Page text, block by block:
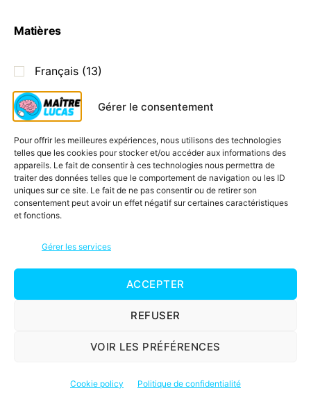
Gérer le consentement
Pour offrir les meilleures expériences, nous utilisons des technologies
telles que les cookies pour stocker et/ou accéder aux informations des
appareils. Le fait de consentir à ces technologies nous permettra de
traiter des données telles que le comportement de navigation ou les ID
uniques sur ce site. Le fait de ne pas consentir ou de retirer son
consentement peut avoir un effet négatif sur certaines caractéristiques
et fonctions.
Gérer les services
ACCEPTER
REFUSER
VOIR LES PRÉFÉRENCES
Cookie policy Politique de confidentialité
Matières
Français (13)
Maths (22)
Questionner le monde
Sciences et technologie (1)
Leçon
Additions (1)
Espace et géométrie (4)
Construire des figures géométriques
Etude de la langue (12)